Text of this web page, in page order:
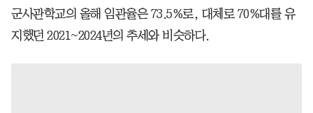
군사관학교의 올해 임관율은 73.5%로, 대체로 70%대를 유
지했던 2021~2024년의 추세와 비슷하다.